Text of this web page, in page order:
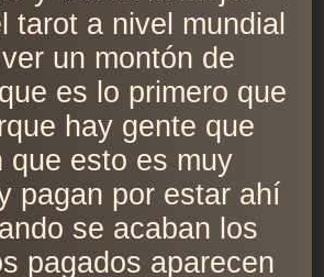
tarot a nivel mundial
un montón de
es lo primero que
hay gente que
que esto es muy
pagan por estar ahí
se acaban los
pagados aparecen